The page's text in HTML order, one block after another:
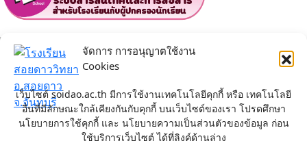
จัดการ การอนุญาตใช้งาน
Cookies
เว็บไซต์ soidao.ac.th มีการใช้งานเทคโนโลยีคุกกี้ หรือ เทคโนโลยี
อื่นที่มีลักษณะใกล้เคียงกันกับคุกกี้ บนเว็บไซต์ของเรา โปรดศึกษา
นโยบายการใช้คุกกี้ และ นโยบายความเป็นส่วนตัวของข้อมูล ก่อน
ใช้บริการเว็บไซต์ ได้ที่ลิงค์ด้านล่าง
Facebook fanpage